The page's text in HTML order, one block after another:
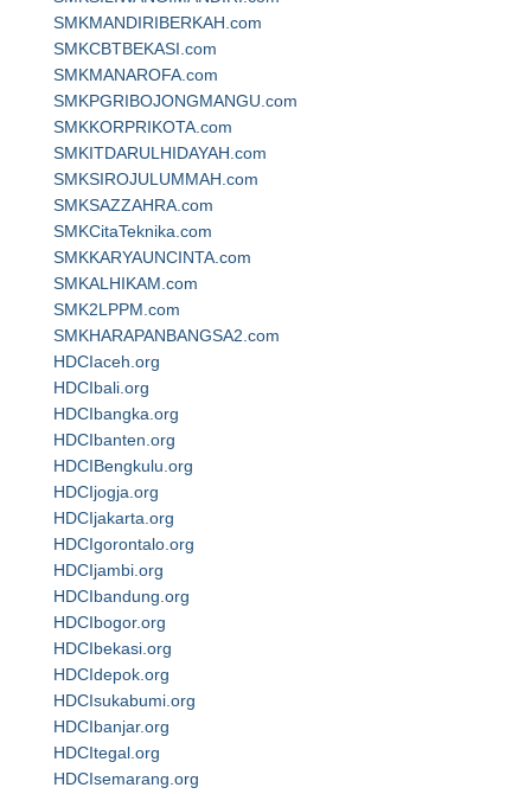
SMKMANDIRIBERKAH.com
SMKCBTBEKASI.com
SMKMANAROFA.com
SMKPGRIBOJONGMANGU.com
SMKKORPRIKOTA.com
SMKITDARULHIDAYAH.com
SMKSIROJULUMMAH.com
SMKSAZZAHRA.com
SMKCitaTeknika.com
SMKKARYAUNCINTA.com
SMKALHIKAM.com
SMK2LPPM.com
SMKHARAPANBANGSA2.com
HDCIaceh.org
HDCIbali.org
HDCIbangka.org
HDCIbanten.org
HDCIBengkulu.org
HDCIjogja.org
HDCIjakarta.org
HDCIgorontalo.org
HDCIjambi.org
HDCIbandung.org
HDCIbogor.org
HDCIbekasi.org
HDCIdepok.org
HDCIsukabumi.org
HDCIbanjar.org
HDCItegal.org
HDCIsemarang.org